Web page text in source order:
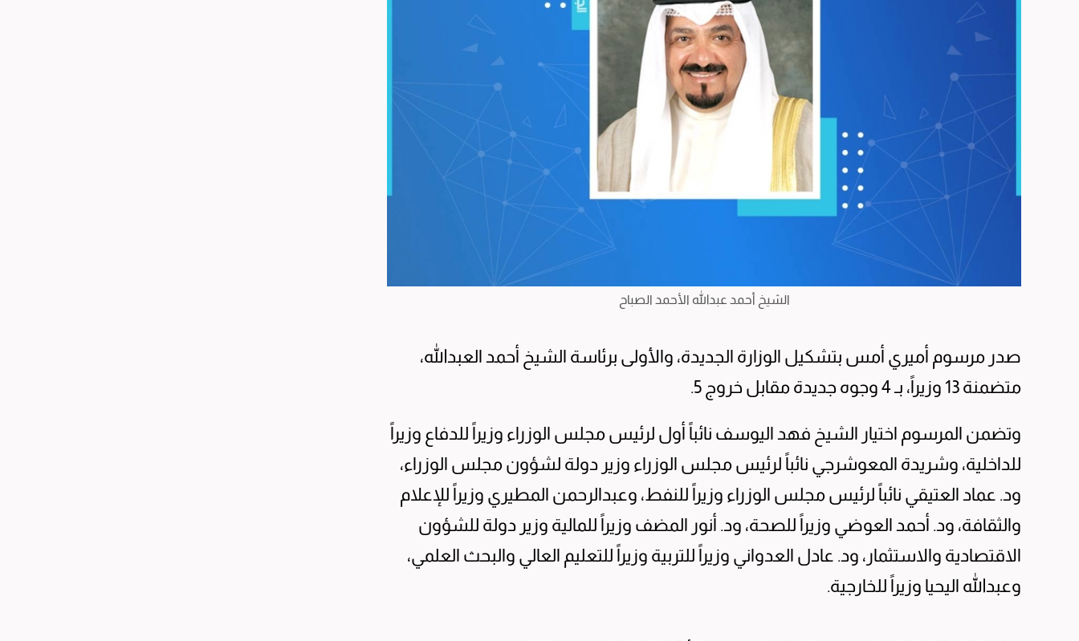
الشيخ أحمد عبدالله الأحمد الصباح
صدر مرسوم أميري أمس بتشكيل الوزارة الجديدة، والأولى برئاسة الشيخ أحمد العبدالله،
متضمنة 13 وزيراً، بـ 4 وجوه جديدة مقابل خروج 5.
وتضمن المرسوم اختيار الشيخ فهد اليوسف نائباً أول لرئيس مجلس الوزراء وزيراً للدفاع وزيراً
للداخلية، وشريدة المعوشرجي نائباً لرئيس مجلس الوزراء وزير دولة لشؤون مجلس الوزراء،
ود. عماد العتيقي نائباً لرئيس مجلس الوزراء وزيراً للنفط، وعبدالرحمن المطيري وزيراً للإعلام
والثقافة، ود. أحمد العوضي وزيراً للصحة، ود. أنور المضف وزيراً للمالية وزير دولة للشؤون
الاقتصادية والاستثمار، ود. عادل العدواني وزيراً للتربية وزيراً للتعليم العالي والبحث العلمي،
وعبدالله اليحيا وزيراً للخارجية.